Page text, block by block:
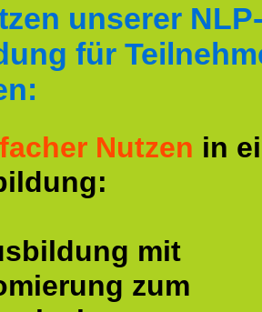
unserer
für
Nutzen in
mit
zum